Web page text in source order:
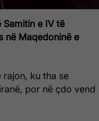
Samitin e IV të
në Maqedoninë e
rajon, ku tha se
por në çdo vend